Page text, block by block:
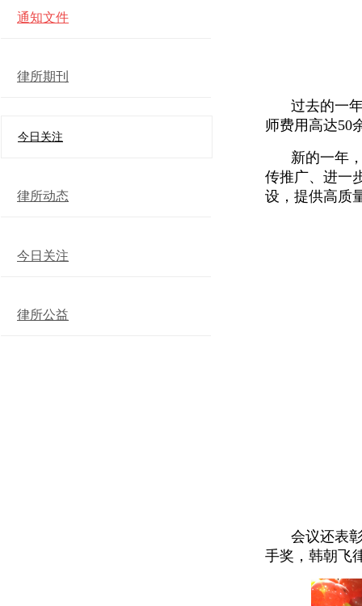
通知文件
律所期刊
今日关注
律所动态
今日关注
律所公益
过去的一
师费用高达50
新的一年
传推广、进一
设，提供高质
会议还表
手奖，韩朝飞